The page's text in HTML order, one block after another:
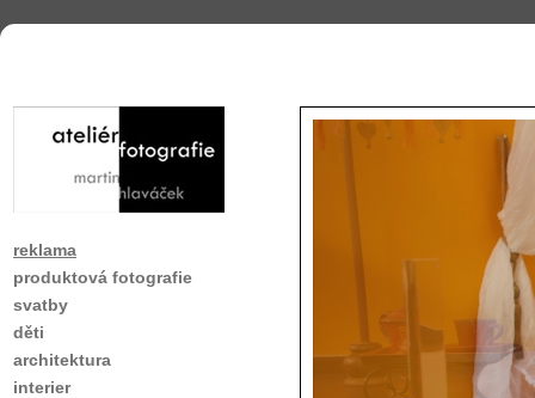
reklama
produktová fotografie
svatby
děti
architektura
interier